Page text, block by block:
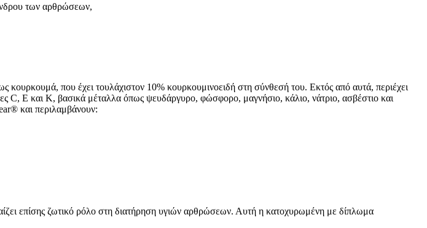
των αρθρώσεων,
που έχει τουλάχιστον 10% κουρκουμινοειδή στη σύνθεσή του. Εκτός από αυτά, περιέχει
C, E και K, βασικά μέταλλα όπως ψευδάργυρο, φώσφορο, μαγνήσιο, κάλιο, νάτριο, ασβέστιο και
και περιλαμβάνουν:
επίσης ζωτικό ρόλο στη διατήρηση υγιών αρθρώσεων. Αυτή η κατοχυρωμένη με δίπλωμα